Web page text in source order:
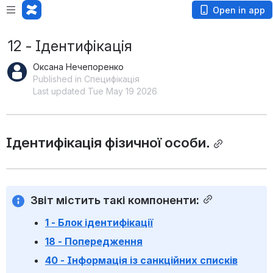
Open in app
12 - Ідентифікація
Оксана Нечепоренко
Published in Специфікація
Last updated Tue May 19 2026
Ідентифікація фізичної особи.
Звіт містить такі компоненти:
1 - Блок ідентифікації
18 - Попередження
40 - Інформація із санкційних списків